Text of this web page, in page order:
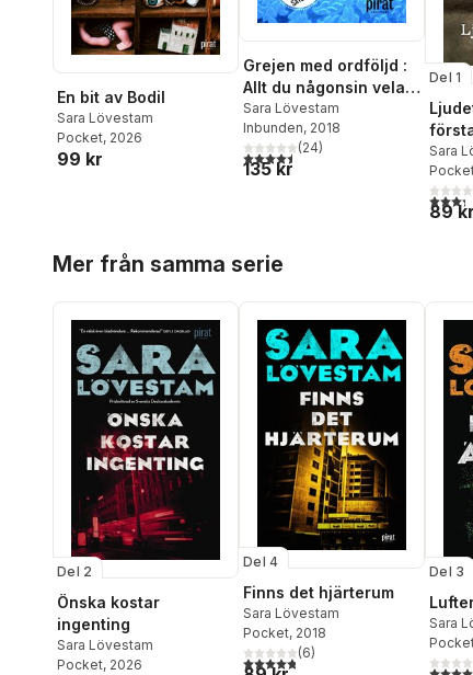
En bit av Bodil
Sara Lövestam
Pocket, 2026
99 kr
Grejen med ordföljd :
Allt du någonsin velat
veta om satsdelar
Sara Lövestam
Inbunden, 2018
4,5utav 5 stjärnor. Totalt antal
(24)
135 kr
Del 1
Sara
3,3
89 kr
Mer från samma serie
Del 2
Önska kostar
ingenting
Sara Lövestam
Pocket, 2026
Del 4
Finns det hjärterum
Sara Lövestam
Pocket, 2018
4,8utav 5 stjärnor. Totalt antal
(6)
Del 3
Sara
4,1